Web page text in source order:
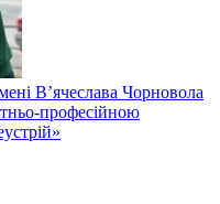
В’ячеслава Чорновола
професійною